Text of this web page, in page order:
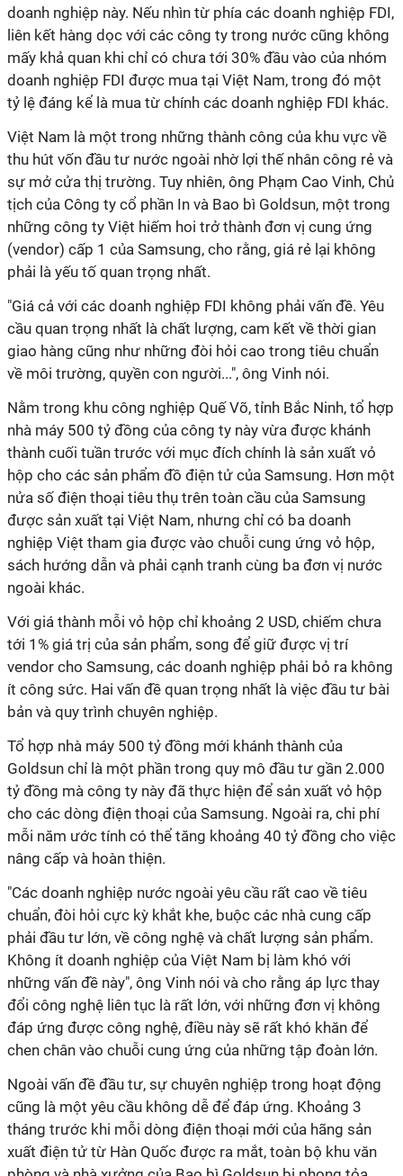
doanh nghiệp này. Nếu nhìn từ phía các doanh nghiệp FDI,
liên kết hàng dọc với các công ty trong nước cũng không
mấy khả quan khi chỉ có chưa tới 30% đầu vào của nhóm
doanh nghiệp FDI được mua tại Việt Nam, trong đó một
tỷ lệ đáng kể là mua từ chính các doanh nghiệp FDI khác.
Việt Nam là một trong những thành công của khu vực về
thu hút vốn đầu tư nước ngoài nhờ lợi thế nhân công rẻ và
sự mở cửa thị trường. Tuy nhiên, ông Phạm Cao Vinh, Chủ
tịch của Công ty cổ phần In và Bao bì Goldsun, một trong
những công ty Việt hiếm hoi trở thành đơn vị cung ứng
(vendor) cấp 1 của Samsung, cho rằng, giá rẻ lại không
phải là yếu tố quan trọng nhất.
"Giá cả với các doanh nghiệp FDI không phải vấn đề. Yêu
cầu quan trọng nhất là chất lượng, cam kết về thời gian
giao hàng cũng như những đòi hỏi cao trong tiêu chuẩn
về môi trường, quyền con người...", ông Vinh nói.
Nằm trong khu công nghiệp Quế Võ, tỉnh Bắc Ninh, tổ hợp
nhà máy 500 tỷ đồng của công ty này vừa được khánh
thành cuối tuần trước với mục đích chính là sản xuất vỏ
hộp cho các sản phẩm đồ điện tử của Samsung. Hơn một
nửa số điện thoại tiêu thụ trên toàn cầu của Samsung
được sản xuất tại Việt Nam, nhưng chỉ có ba doanh
nghiệp Việt tham gia được vào chuỗi cung ứng vỏ hộp,
sách hướng dẫn và phải cạnh tranh cùng ba đơn vị nước
ngoài khác.
Với giá thành mỗi vỏ hộp chỉ khoảng 2 USD, chiếm chưa
tới 1% giá trị của sản phẩm, song để giữ được vị trí
vendor cho Samsung, các doanh nghiệp phải bỏ ra không
ít công sức. Hai vấn đề quan trọng nhất là việc đầu tư bài
bản và quy trình chuyên nghiệp.
Tổ hợp nhà máy 500 tỷ đồng mới khánh thành của
Goldsun chỉ là một phần trong quy mô đầu tư gần 2.000
tỷ đồng mà công ty này đã thực hiện để sản xuất vỏ hộp
cho các dòng điện thoại của Samsung. Ngoài ra, chi phí
mỗi năm ước tính có thể tăng khoảng 40 tỷ đồng cho việc
nâng cấp và hoàn thiện.
"Các doanh nghiệp nước ngoài yêu cầu rất cao về tiêu
chuẩn, đòi hỏi cực kỳ khắt khe, buộc các nhà cung cấp
phải đầu tư lớn, về công nghệ và chất lượng sản phẩm.
Không ít doanh nghiệp của Việt Nam bị làm khó với
những vấn đề này", ông Vinh nói và cho rằng áp lực thay
đổi công nghệ liên tục là rất lớn, với những đơn vị không
đáp ứng được công nghệ, điều này sẽ rất khó khăn để
chen chân vào chuỗi cung ứng của những tập đoàn lớn.
Ngoài vấn đề đầu tư, sự chuyên nghiệp trong hoạt động
cũng là một yêu cầu không dễ để đáp ứng. Khoảng 3
tháng trước khi mỗi dòng điện thoại mới của hãng sản
xuất điện tử từ Hàn Quốc được ra mắt, toàn bộ khu văn